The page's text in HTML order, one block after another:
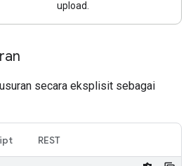
upload.
secara eksplisit sebagai
REST